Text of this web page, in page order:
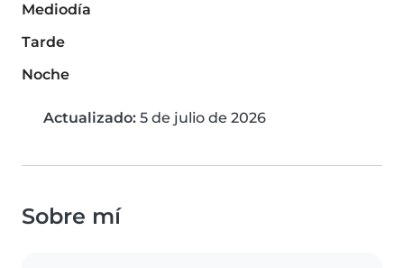
Mediodía
Tarde
Noche
Actualizado: 5 de julio de 2026
Sobre mí